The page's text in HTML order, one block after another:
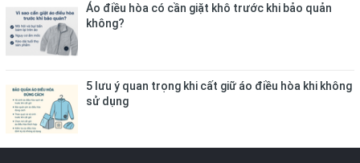
Áo điều hòa có cần giặt khô trước khi bảo quản
không?
5 lưu ý quan trọng khi cất giữ áo điều hòa khi không
sử dụng